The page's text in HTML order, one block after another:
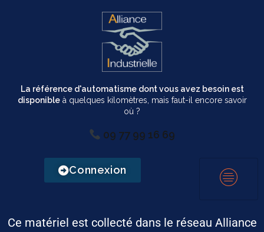
La référence d'automatisme dont vous avez besoin est
disponibleà quelques kilomètres, mais faut-il encore savoir
où ?
09 77 99 16 69
Connexion
Ce matériel est collecté dans le réseau Alliance